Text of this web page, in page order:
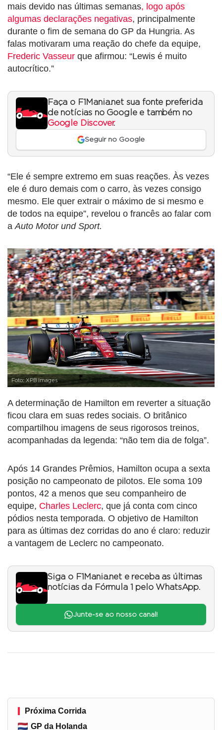
mais devido nas últimas semanas, logo após
algumas declarações negativas, principalmente
durante o fim de semana do GP da Hungria. As
falas motivaram uma reação do chefe da equipe,
Frederic Vasseur que afirmou: “Lewis é muito
autocrítico.”
Faça o F1Mania.net sua fonte preferida
de notícias no Google e também no
Google Discover.
Seguir no Google
“Ele é sempre extremo em suas reações. Às vezes
ele é duro demais com o carro, às vezes consigo
mesmo. Ele quer extrair o máximo de si mesmo e
de todos na equipe”, revelou o francês ao falar com
aAuto Motor und Sport.
Foto: XPB Images
A determinação de Hamilton em reverter a situação
ficou clara em suas redes sociais. O britânico
compartilhou imagens de seus rigorosos treinos,
acompanhadas da legenda: “não tem dia de folga”.
Após 14 Grandes Prêmios, Hamilton ocupa a sexta
posição no campeonato de pilotos. Ele soma 109
pontos, 42 a menos que seu companheiro de
equipe, Charles Leclerc, que já conta com cinco
pódios nesta temporada. O objetivo de Hamilton
para as últimas dez corridas do ano é claro: reduzir
a vantagem de Leclerc no campeonato.
Siga o F1Mania.net e receba as últimas
notícias da Fórmula 1 pelo WhatsApp.
Junte-se ao nosso canal!
Próxima Corrida
GP da Holanda